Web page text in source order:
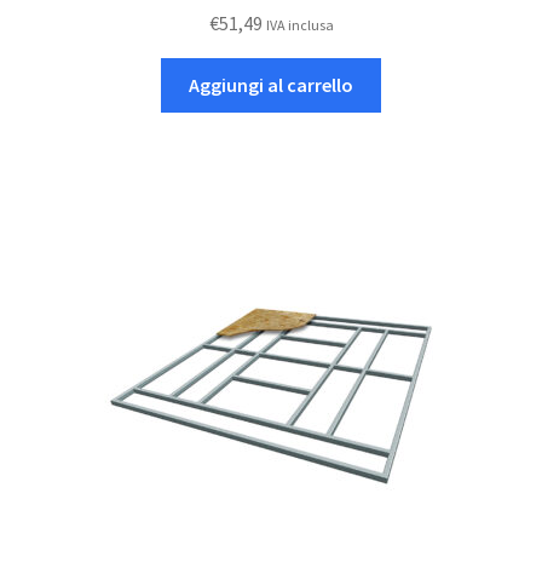
€51,49 IVA inclusa
Aggiungi al carrello